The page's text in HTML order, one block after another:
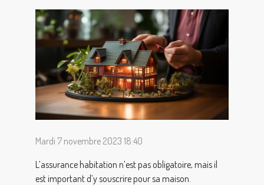
Mardi 7 novembre 2023 18:40
L’assurance habitation n’est pas obligatoire, mais il
est important d’y souscrire pour sa maison.